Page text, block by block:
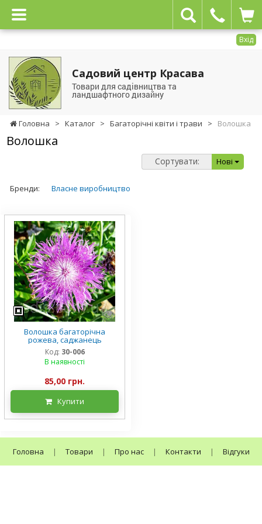
Вхід
Садовий центр Красава
Товари для садівництва та
ландшафтного дизайну
Головна > Каталог > Багаторічні квіти і трави > Волошка
Волошка
Сортувати: Нові
Бренди: Власне виробництво
Волошка багаторічна
рожева, саджанець
Код: 30-006
В наявності
85,00 грн.
Купити
Головна | Товари | Про нас | Контакти | Відгуки